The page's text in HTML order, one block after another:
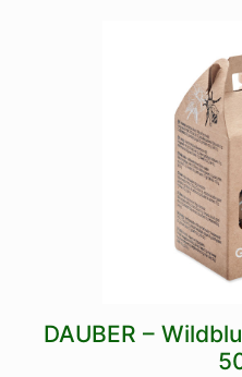
DAUBER –